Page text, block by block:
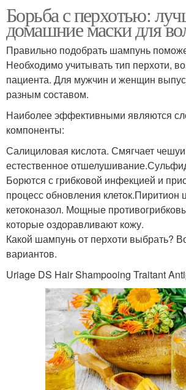
Борьба с перхотью:
домашние маски для
Правильно подобрать шампунь
Необходимо учитывать тип перхоти,
пациента. Для мужчин и женщин
разным составом.
Наиболее эффективными являются
компоненты:
Салициловая кислота. Смягчает
естественное
Борются с грибковой инфекцией и
процесс обновления клеток.Пиритион
кетоконазол. Мощные
которые оздоравливают кожу.
Какой шампунь от перхоти выбрать?
вариантов.
Uriage DS Hair Shampooing Traitant